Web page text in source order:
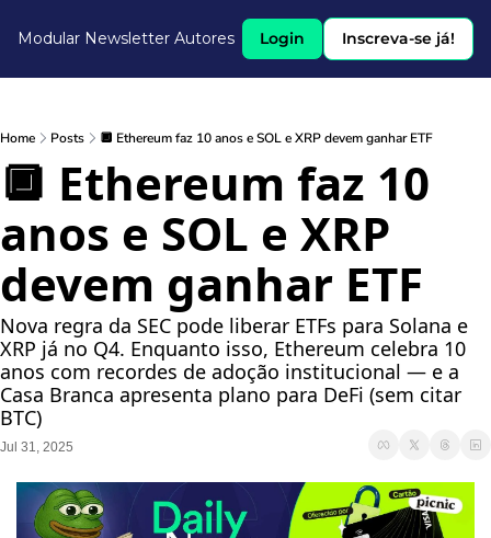
Modular Newsletter Autores Login Inscreva-se já!
Home Posts 🔲 Ethereum faz 10 anos e SOL e XRP devem ganhar ETF
🔲 Ethereum faz 10
anos e SOL e XRP
devem ganhar ETF
Nova regra da SEC pode liberar ETFs para Solana e
XRP já no Q4. Enquanto isso, Ethereum celebra 10
anos com recordes de adoção institucional — e a
Casa Branca apresenta plano para DeFi (sem citar
BTC)
Jul 31, 2025